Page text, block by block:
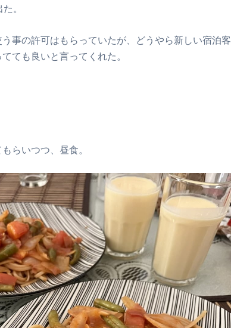
。
事の許可はもらっていたが、どうやら新しい宿泊客
ても良いと言ってくれた。
らいつつ、昼食。